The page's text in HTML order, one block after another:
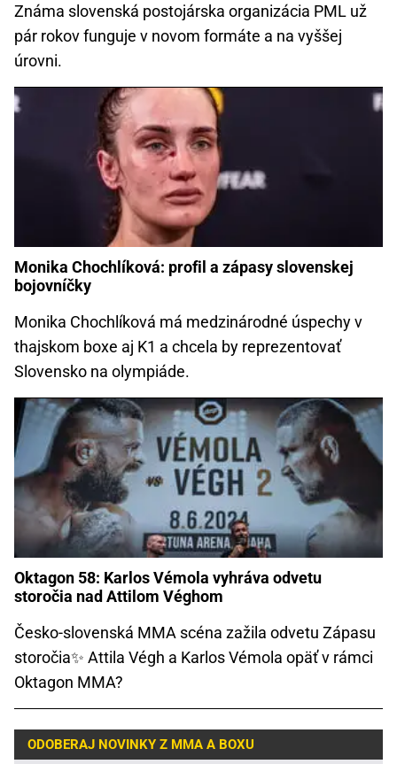
Známa slovenská postojárska organizácia PML už
pár rokov funguje v novom formáte a na vyššej
úrovni.
Monika Chochlíková: profil a zápasy slovenskej
bojovníčky
Monika Chochlíková má medzinárodné úspechy v
thajskom boxe aj K1 a chcela by reprezentovať
Slovensko na olympiáde.
Oktagon 58: Karlos Vémola vyhráva odvetu
storočia nad Attilom Véghom
Česko-slovenská MMA scéna zažila odvetu Zápasu
storočia✨ Attila Végh a Karlos Vémola opäť v rámci
Oktagon MMA?
ODOBERAJ NOVINKY Z MMA A BOXU